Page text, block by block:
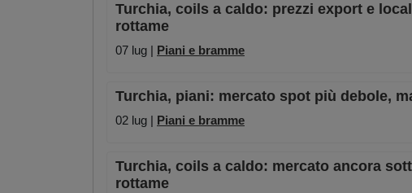
Turchia, coils a caldo: prezzi export e
rottame
07 lug | Piani e bramme
Turchia, piani: mercato spot più debole,
02 lug | Piani e bramme
Turchia, coils a caldo: mercato ancora
rottame